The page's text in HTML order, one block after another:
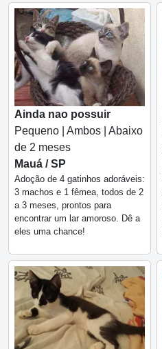
Ainda nao possuir
Pequeno | Ambos | Abaixo
de 2 meses
Mauá / SP
Adoção de 4 gatinhos adoráveis:
3 machos e 1 fêmea, todos de 2
a 3 meses, prontos para
encontrar um lar amoroso. Dê a
eles uma chance!